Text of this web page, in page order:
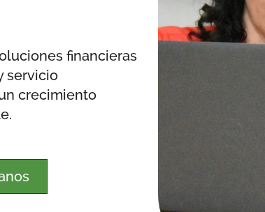
financieras
servicio
crecimiento